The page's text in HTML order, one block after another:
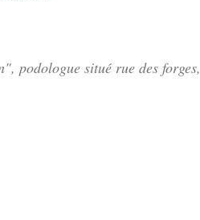
podologue situé rue des forges,